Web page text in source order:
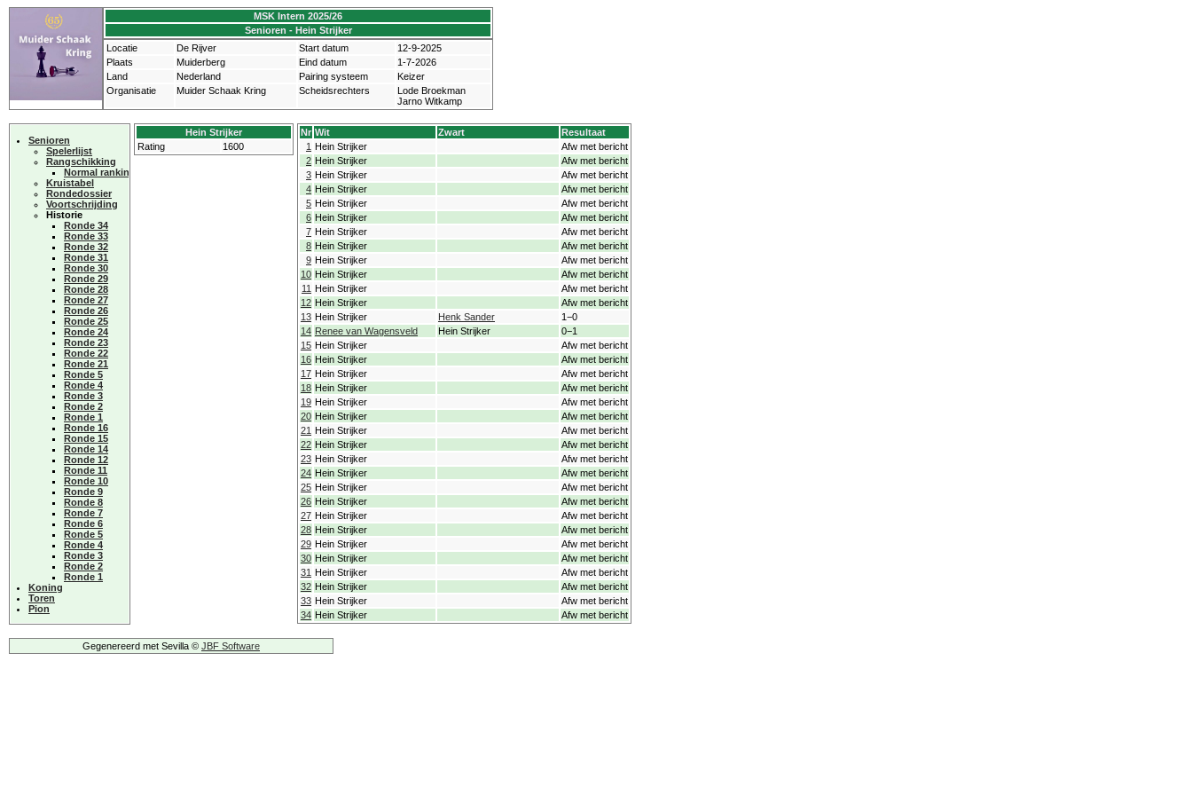
MSK Intern 2025/26
Senioren - Hein Strijker
Locatie
De Rijver Start datum
12-9-2025
Plaats
Muiderberg Eind datum
1-7-2026
Land
Nederland Pairing systeem
Keizer
Organisatie
Muider Schaak Kring Scheidsrechters
Lode Broekman
Jarno Witkamp
Senioren
Spelerlijst
Rangschikking
Normal ranking
Kruistabel
Rondedossier
Voortschrijding
Historie
Ronde 34
Ronde 33
Ronde 32
Ronde 31
Ronde 30
Ronde 29
Ronde 28
Ronde 27
Ronde 26
Ronde 25
Ronde 24
Ronde 23
Ronde 22
Ronde 21
Ronde 5
Ronde 4
Ronde 3
Ronde 2
Ronde 1
Ronde 16
Ronde 15
Ronde 14
Ronde 12
Ronde 11
Ronde 10
Ronde 9
Ronde 8
Ronde 7
Ronde 6
Ronde 5
Ronde 4
Ronde 3
Ronde 2
Ronde 1
Koning
Toren
Pion
Hein Strijker
Rating
1600
Nr Wit Zwart
Resultaat
1 Hein Strijker
Afw met bericht
2 Hein Strijker
Afw met bericht
3 Hein Strijker
Afw met bericht
4 Hein Strijker
Afw met bericht
5 Hein Strijker
Afw met bericht
6 Hein Strijker
Afw met bericht
7 Hein Strijker
Afw met bericht
8 Hein Strijker
Afw met bericht
9 Hein Strijker
Afw met bericht
10 Hein Strijker
Afw met bericht
11 Hein Strijker
Afw met bericht
12 Hein Strijker
Afw met bericht
13 Hein Strijker Henk Sander
1−0
14 Renee van Wagensveld Hein Strijker
0−1
15 Hein Strijker
Afw met bericht
16 Hein Strijker
Afw met bericht
17 Hein Strijker
Afw met bericht
18 Hein Strijker
Afw met bericht
19 Hein Strijker
Afw met bericht
20 Hein Strijker
Afw met bericht
21 Hein Strijker
Afw met bericht
22 Hein Strijker
Afw met bericht
23 Hein Strijker
Afw met bericht
24 Hein Strijker
Afw met bericht
25 Hein Strijker
Afw met bericht
26 Hein Strijker
Afw met bericht
27 Hein Strijker
Afw met bericht
28 Hein Strijker
Afw met bericht
29 Hein Strijker
Afw met bericht
30 Hein Strijker
Afw met bericht
31 Hein Strijker
Afw met bericht
32 Hein Strijker
Afw met bericht
33 Hein Strijker
Afw met bericht
34 Hein Strijker Afw met bericht
Gegenereerd met Sevilla © JBF Software